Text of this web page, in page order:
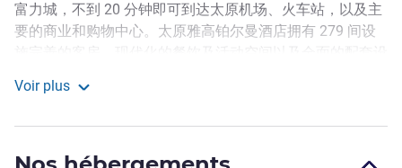
Description
富力城，不到 20 分钟即可到达太原机场、火车站，以及主
要的商业和购物中心。太原雅高铂尔曼酒店拥有 279 间设
所，更是相聚之地。
À proximité des échangeurs autoroutiers de Zhangzitou et
Yangjiayu. Il ne faut que 2 heures pour se rendre en voiture
Voir plus